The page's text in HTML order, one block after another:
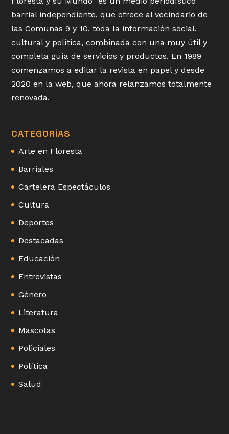
barrial independiente, que ofrece al vecindario de
las Comunas 9 y 10, toda la información social,
cultural y política, combinada con una muy útil y
completa guía de servicios y productos. En 1989
comenzamos a editar la revista en papel y desde
2020 en la web, que ahora relanzamos totalmente
renovada.
CATEGORÍAS
Arte en Floresta
Barriales
Cartelera Espectáculos
Cultura
Deportes
Destacadas
Educación
Entrevistas
Género
Literatura
Mascotas
Policiales
Política
Salud